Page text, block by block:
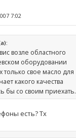
7:02
возле областного
оборудовании
только свое масло для
какого качества
бы со своим приехать.
есть? Tx